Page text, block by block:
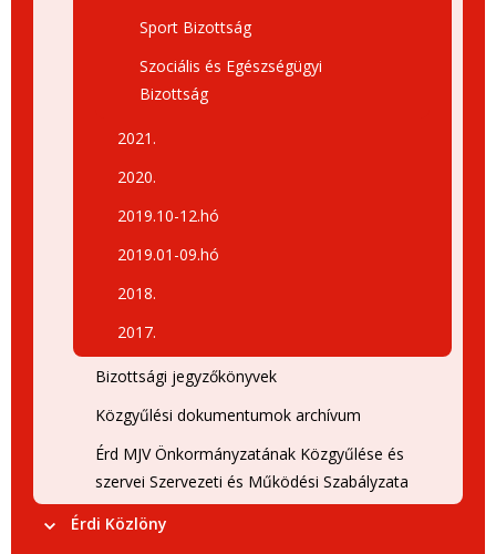
Sport Bizottság
Szociális és Egészségügyi
Bizottság
2021.
2020.
2019.10-12.hó
2019.01-09.hó
2018.
2017.
Bizottsági jegyzőkönyvek
Közgyűlési dokumentumok archívum
Érd MJV Önkormányzatának Közgyűlése és
szervei Szervezeti és Működési Szabályzata
Érdi Közlöny